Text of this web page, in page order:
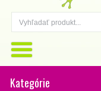
Kategórie